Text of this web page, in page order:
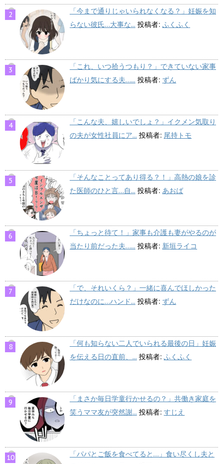
「今まで通りじゃいられなくなる？」妊娠を知
らない彼氏…大事な... 投稿者: ふくふく
「これ、いつ拾うつもり？」できていない家事
ばかり気にする夫…... 投稿者: ずん
「こんな夫、嬉しいでしょ？」イクメン気取り
の夫が女性社員にア... 投稿者: 尾持トモ
「そんなことってあり得る？！」高熱の娘を診
た医師のひと言…自... 投稿者: あおば
「ちょっと待て！」家事も介護も妻がやるのが
当たり前だった夫…... 投稿者: 新垣ライコ
「で、それいくら？」一緒に喜んでほしかった
だけなのに…ハンド... 投稿者: ずん
「何も知らない二人でいられる最後の日」妊娠
を伝える日の直前、... 投稿者: ふくふく
「まさか毎日学童行かせるの？」共働き家庭を
笑うママ友が突然謝... 投稿者: すじえ
「パパとご飯を食べてると…」食い尽くし夫と